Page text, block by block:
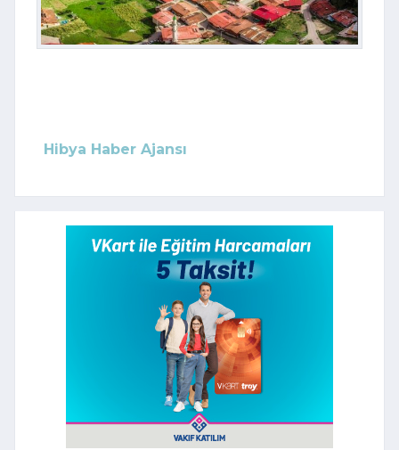
Hibya Haber Ajansı